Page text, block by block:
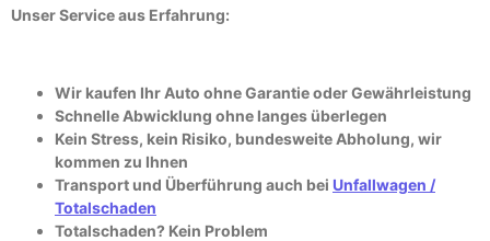
Unser Service aus Erfahrung:
Wir kaufen Ihr Auto ohne Garantie oder Gewährleistung
Schnelle Abwicklung ohne langes überlegen
Kein Stress, kein Risiko, bundesweite Abholung, wir
kommen zu Ihnen
Transport und Überführung auch bei Unfallwagen /
Totalschaden
Totalschaden? Kein Problem